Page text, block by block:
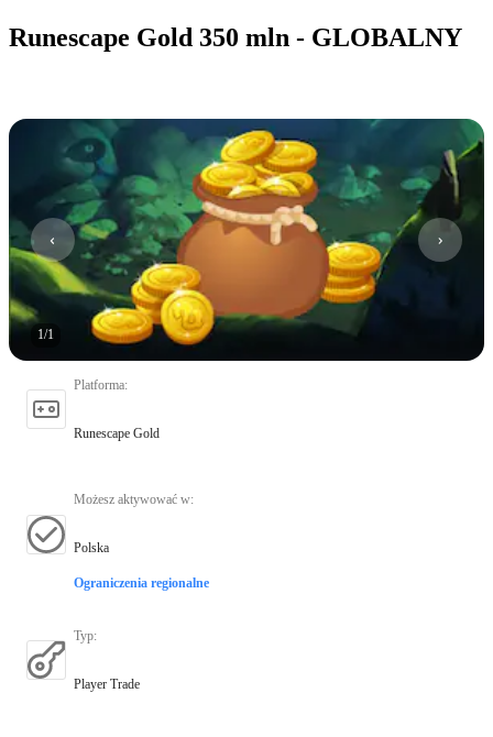
Runescape Gold 350 mln - GLOBALNY
1/1
Platforma:
Runescape Gold
Możesz aktywować w:
Polska
Ograniczenia regionalne
Typ:
Player Trade